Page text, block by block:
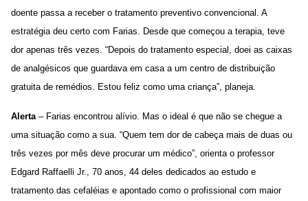
doente passa a receber o tratamento preventivo convencional. A
estratégia deu certo com Farias. Desde que começou a terapia, teve
dor apenas três vezes. “Depois do tratamento especial, doei as caixas
de analgésicos que guardava em casa a um centro de distribuição
gratuita de remédios. Estou feliz como uma criança”, planeja.
Alerta– Farias encontrou alívio. Mas o ideal é que não se chegue a
uma situação como a sua. “Quem tem dor de cabeça mais de duas ou
três vezes por mês deve procurar um médico”, orienta o professor
Edgard Raffaelli Jr., 70 anos, 44 deles dedicados ao estudo e
tratamento das cefaléias e apontado como o profissional com maior